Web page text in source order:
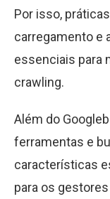
Por isso,
carregamento e
essenciais para
crawling.
Além do
ferramentas e
características
para os